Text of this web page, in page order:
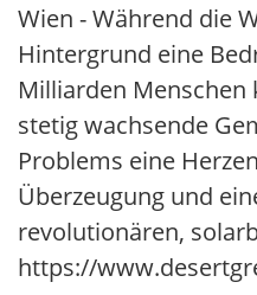
Wien - Während die
Hintergrund eine
Milliarden Menschen
stetig wachsende
Problems eine
Überzeugung und
revolutionären,
https://